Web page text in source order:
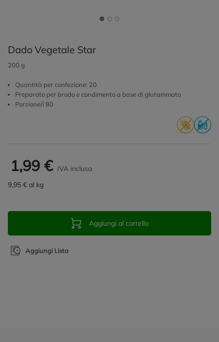
Dado Vegetale Star
200 g
Quantità per confezione: 20
Preparato per brodo e condimento a base di glutammato
Porzione/i 80
1,99 € IVA inclusa
9,95 € al kg
Aggiungi al carrello
Aggiungi Lista